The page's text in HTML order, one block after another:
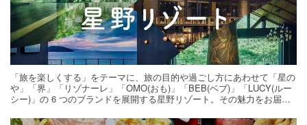
「旅を楽しくする」をテーマに、旅の目的や過ごし方にあわせて「星の
や」「界」「リゾナーレ」「OMO(おも)」「BEB(ベブ)」「LUCY(ルー
シー)」の 6 つのブランドを展開する星野リゾート。その魅力をお届け